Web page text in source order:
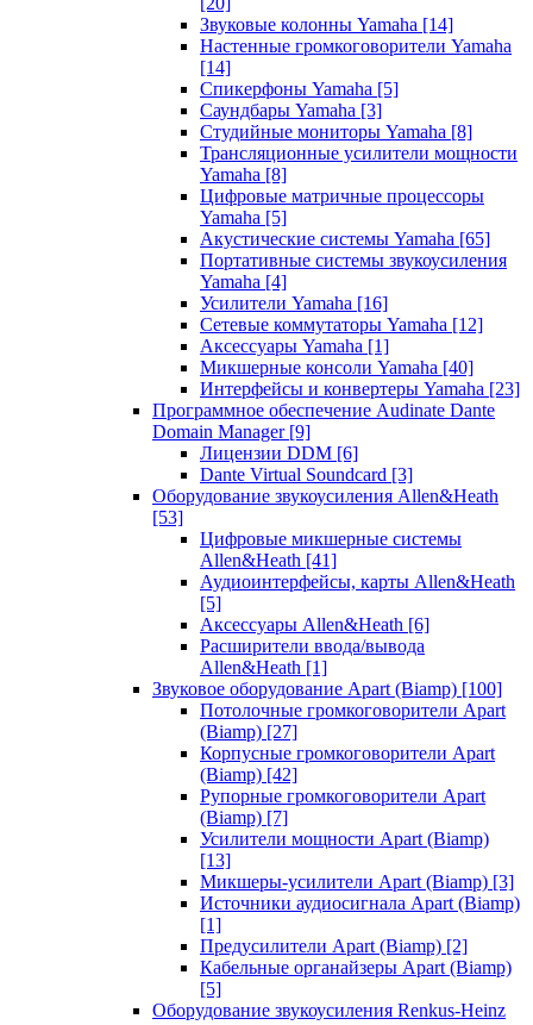
Звуковые колонны Yamaha [14]
Настенные громкоговорители Yamaha
[14]
Спикерфоны Yamaha [5]
Саундбары Yamaha [3]
Студийные мониторы Yamaha [8]
Трансляционные усилители мощности
Yamaha [8]
Цифровые матричные процессоры
Yamaha [5]
Акустические системы Yamaha [65]
Портативные системы звукоусиления
Yamaha [4]
Усилители Yamaha [16]
Сетевые коммутаторы Yamaha [12]
Аксессуары Yamaha [1]
Микшерные консоли Yamaha [40]
Интерфейсы и конвертеры Yamaha [23]
Программное обеспечение Audinate Dante
Domain Manager [9]
Лицензии DDM [6]
Dante Virtual Soundcard [3]
Оборудование звукоусиления Allen&Heath
[53]
Цифровые микшерные системы
Allen&Heath [41]
Аудиоинтерфейсы, карты Allen&Heath
[5]
Аксессуары Allen&Heath [6]
Расширители ввода/вывода
Allen&Heath [1]
Звуковое оборудование Apart (Biamp) [100]
Потолочные громкоговорители Apart
(Biamp) [27]
Корпусные громкоговорители Apart
(Biamp) [42]
Рупорные громкоговорители Apart
(Biamp) [7]
Усилители мощности Apart (Biamp)
[13]
Микшеры-усилители Apart (Biamp) [3]
Источники аудиосигнала Apart (Biamp)
[1]
Предусилители Apart (Biamp) [2]
Кабельные органайзеры Apart (Biamp)
[5]
Оборудование звукоусиления Renkus-Heinz